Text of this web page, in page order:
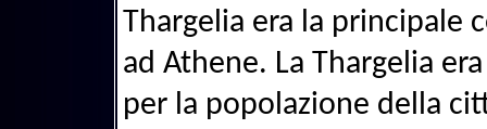
Thargelia era la principale
ad Athene. La Thargelia
per la popolazione della